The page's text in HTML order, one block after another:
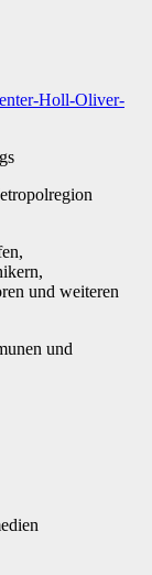
und weiteren
und